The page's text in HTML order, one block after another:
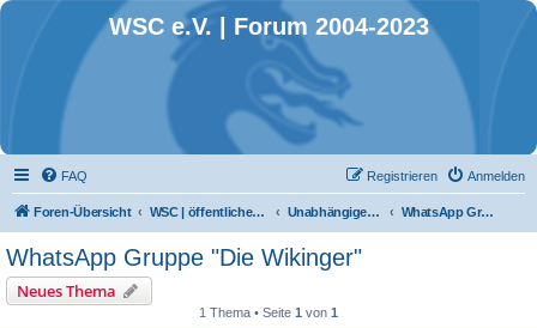
WSC e.V. | Forum 2004-2023
FAQ Anmelden
Registrieren
Foren-Übersicht WSC | öffentlicher Bereich Unabhängige Schlauchbootgruppen WhatsApp Gruppe "Die Wikinger"
WhatsApp Gruppe "Die Wikinger"
Neues Thema
1 Thema • Seite 1 von 1